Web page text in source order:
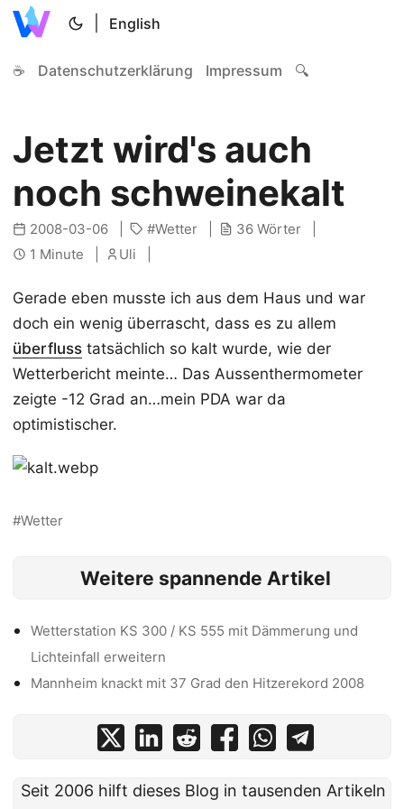
English
☕ Datenschutzerklärung Impressum 🔍
Jetzt wird's auch
noch schweinekalt
2008-03-06 Wetter
36 Wörter
1 Minute
Uli
Gerade eben musste ich aus dem Haus und war
doch ein wenig überrascht, dass es zu allem
überfluss tatsächlich so kalt wurde, wie der
Wetterbericht meinte… Das Aussenthermometer
zeigte -12 Grad an…mein PDA war da
optimistischer.
Wetter
Weitere spannende Artikel
Wetterstation KS 300 / KS 555 mit Dämmerung und
Lichteinfall erweitern
Mannheim knackt mit 37 Grad den Hitzerekord 2008
Seit 2006 hilft dieses Blog in tausenden Artikeln